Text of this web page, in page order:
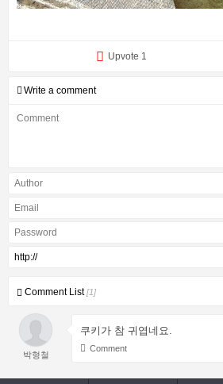
Upvote 1
Write a comment
Comment List[1]
박형철
쿠키가 참 귀엽네요.
Comment